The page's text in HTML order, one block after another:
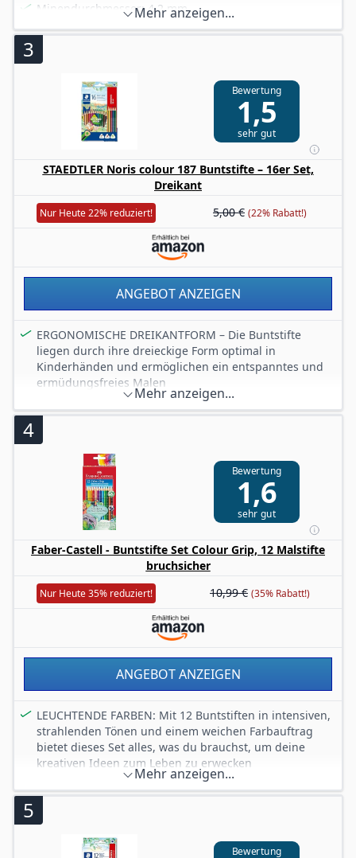
Minendurchmesser: 4,2 mm
Erhältlich in vielen Farben
Mehr anzeigen...
3
Bewertung
1,5
sehr gut
STAEDTLER Noris colour 187 Buntstifte – 16er Set,
Dreikant
Nur Heute 22% reduziert! 5,00 € (22% Rabatt!)
ANGEBOT ANZEIGEN
ERGONOMISCHE DREIKANTFORM – Die Buntstifte
liegen durch ihre dreieckige Form optimal in
Kinderhänden und ermöglichen ein entspanntes und
ermüdungsfreies Malen
EXTRA BRUCHFEST – Gefertigt aus dem innovativen
WOPEX Material, bieten die Farbstifte eine besonders
unterwegs
INTENSIVE, LEUCHTENDE FARBEN – Die brillanten
Farben der Noris Colour Buntstifte bringen
Kinderzeichnungen zum Strahlen und fördern die
Kreativität in jedem Alter
RUTSCHFESTE SOFT-OBERFLÄCHE – Die spezielle Soft-
Oberfläche sorgt für sicheren Halt beim Malen und gibt
Kindern ein angenehmes, kontrolliertes Schreibgefühl
UMWELTBEWUSST & MADE IN GERMANY – Hergestellt
in Deutschland mit PEFC-zertifiziertem Holzanteil –
geprüfte Qualität und Nachhaltigkeit in einem
Mehr anzeigen...
4
Bewertung
1,6
sehr gut
Faber-Castell - Buntstifte Set Colour Grip, 12 Malstifte
bruchsicher
Nur Heute 35% reduziert! 10,99 € (35% Rabatt!)
ANGEBOT ANZEIGEN
LEUCHTENDE FARBEN: Mit 12 Buntstiften in intensiven,
strahlenden Tönen und einem weichen Farbauftrag
bietet dieses Set alles, was du brauchst, um deine
kreativen Ideen zum Leben zu erwecken
ERGONOMISCHER GRIFF: Der dreieckige Schaft der
Buntstifte mit Grip sorgt für entspanntes, bequemes
Malspaß
WASSERLÖSLICHE PIGMENTE: Mit diesen Faber Castell
Mehr anzeigen...
5
Bewertung